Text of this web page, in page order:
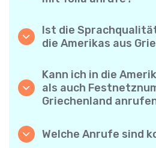
Abrechnungssystem pro
nur für die
versteckten Kosten,
Ist die
die Amerikas aus
Anrufe, sodass es sich
Sie mit jemandem aus
sprechen – selbst wenn
der Welt ist.
Kann ich in die
als auch
Griechenland
Handys – Sie können
Welche Anrufe sind